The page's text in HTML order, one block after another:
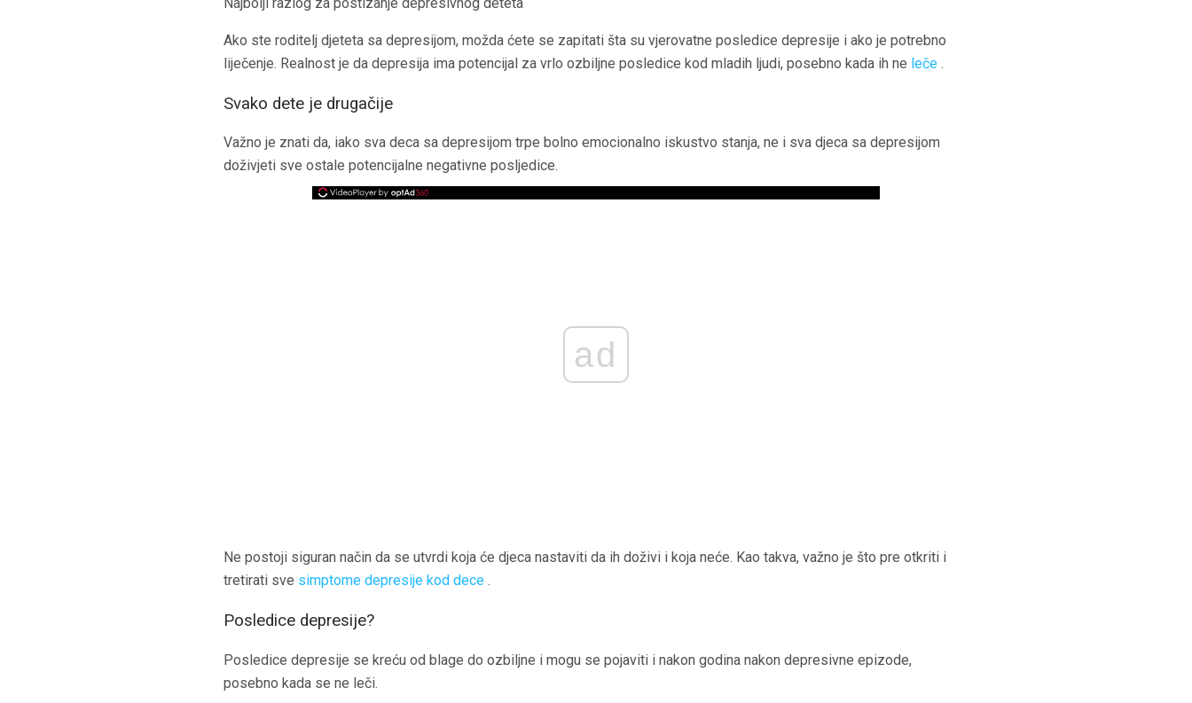
Ako ste roditelj djeteta sa depresijom, možda ćete se zapitati šta su vjerovatne posledice depresije i ako je potrebno
liječenje. Realnost je da depresija ima potencijal za vrlo ozbiljne posledice kod mladih ljudi, posebno kada ih ne leče .
Svako dete je drugačije
Važno je znati da, iako sva deca sa depresijom trpe bolno emocionalno iskustvo stanja, ne i sva djeca sa depresijom
doživjeti sve ostale potencijalne negativne posljedice.
ad
Ne postoji siguran način da se utvrdi koja će djeca nastaviti da ih doživi i koja neće. Kao takva, važno je što pre otkriti i
tretirati sve simptome depresije kod dece .
Posledice depresije?
Posledice depresije se kreću od blage do ozbiljne i mogu se pojaviti i nakon godina nakon depresivne epizode,
posebno kada se ne leči.